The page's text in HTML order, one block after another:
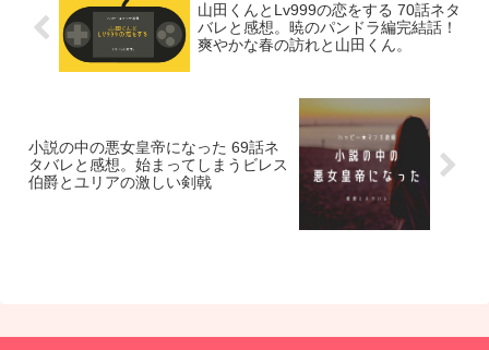
山田くんとLv999の恋をする 70話ネタ
バレと感想。暁のパンドラ編完結話！
爽やかな春の訪れと山田くん。
小説の中の悪女皇帝になった 69話ネ
タバレと感想。始まってしまうビレス
伯爵とユリアの激しい剣戟